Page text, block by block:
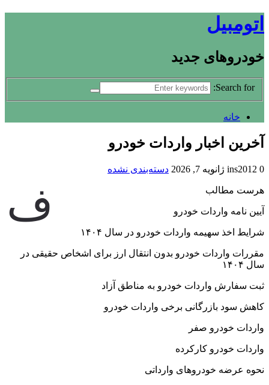
اتومبیل
خودروهای جدید
Search for:
خانه
آخرین اخبار واردات خودرو
ins2012 0 ژانویه 7, 2026 دسته‌بندی نشده
ف هرست مطالب
آیین نامه واردات خودرو
شرایط اخذ سهیمه واردات خودرو در سال ۱۴۰۴
مقررات واردات خودرو بدون انتقال ارز برای اشخاص حقیقی در
سال ۱۴۰۴
ثبت سفارش واردات خودرو به مناطق آزاد
کاهش سود بازرگانی برخی واردات خودرو
واردات خودرو صفر
واردات خودرو کارکرده
نحوه عرضه خودروهای وارداتی